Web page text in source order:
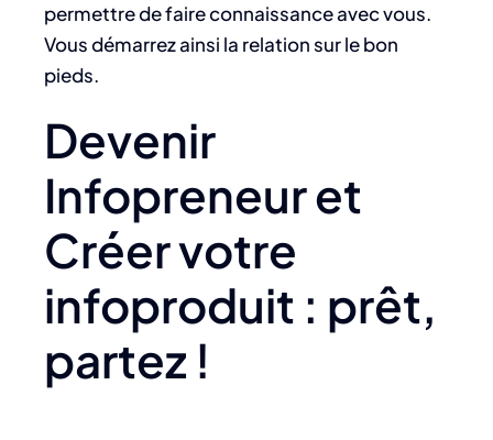
permettre de faire connaissance avec vous.
Vous démarrez ainsi la relation sur le bon
pieds.
Devenir
Infopreneur et
Créer votre
infoproduit : prêt,
partez !